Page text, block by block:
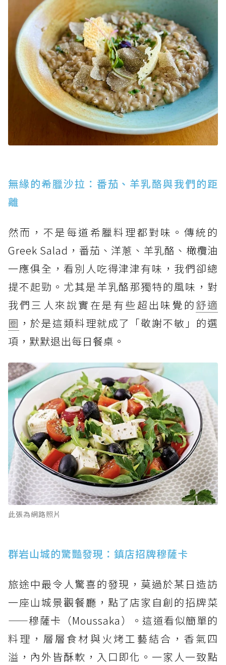
無緣的希臘沙拉：番茄、羊乳酪與我們的距
離
然而，不是每道希臘料理都對味。傳統的
Greek Salad，番茄、洋蔥、羊乳酪、橄欖油
一應俱全，看別人吃得津津有味，我們卻總
提不起勁。尤其是羊乳酪那獨特的風味，對
我們三人來說實在是有些超出味覺的舒適
圈 ，於是這類料理就成了「敬謝不敏」的選
項，默默退出每日餐桌。
此張為網路照片
群岩山城的驚豔發現：鎮店招牌穆薩卡
旅途中最令人驚喜的發現，莫過於某日造訪
一座山城景觀餐廳，點了店家自創的招牌菜
——穆薩卡（Moussaka）。這道看似簡單的
料理，層層食材與火烤工藝結合，香氣四
溢，內外皆酥軟，入口即化。一家人一致點